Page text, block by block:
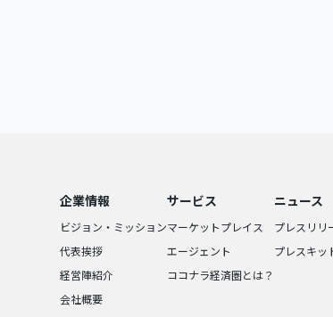
企業情報
ビジョン・ミッション
代表挨拶
経営陣紹介
会社概要
サービス
マーケットプレイス
エージェント
ココナラ経済圏とは？
ニュース
プレスリリ
プレスキッ